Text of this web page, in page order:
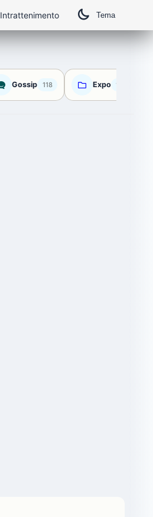
Intrattenimento Tema
Gossip 118 Expo 112